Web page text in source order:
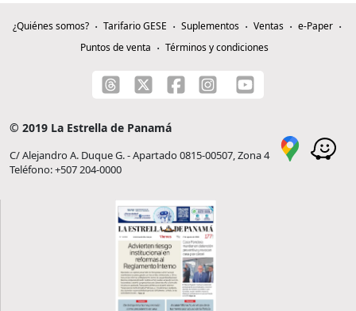
¿Quiénes somos? Tarifario GESE Suplementos Ventas
e-Paper
Puntos de venta
Términos y condiciones
© 2019 La Estrella de Panamá
C/ Alejandro A. Duque G. - Apartado 0815-00507, Zona 4
Teléfono: +507 204-0000